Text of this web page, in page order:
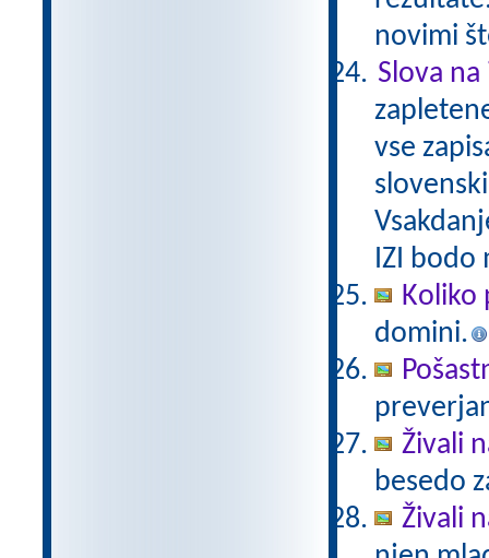
novimi
Slova na
vse
IZI bodo
Koliko
domini.
Živali
besedo
Živali